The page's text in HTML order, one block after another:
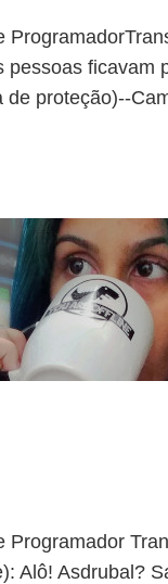
ficavam
proteção)--
Alô! Asdrubal?